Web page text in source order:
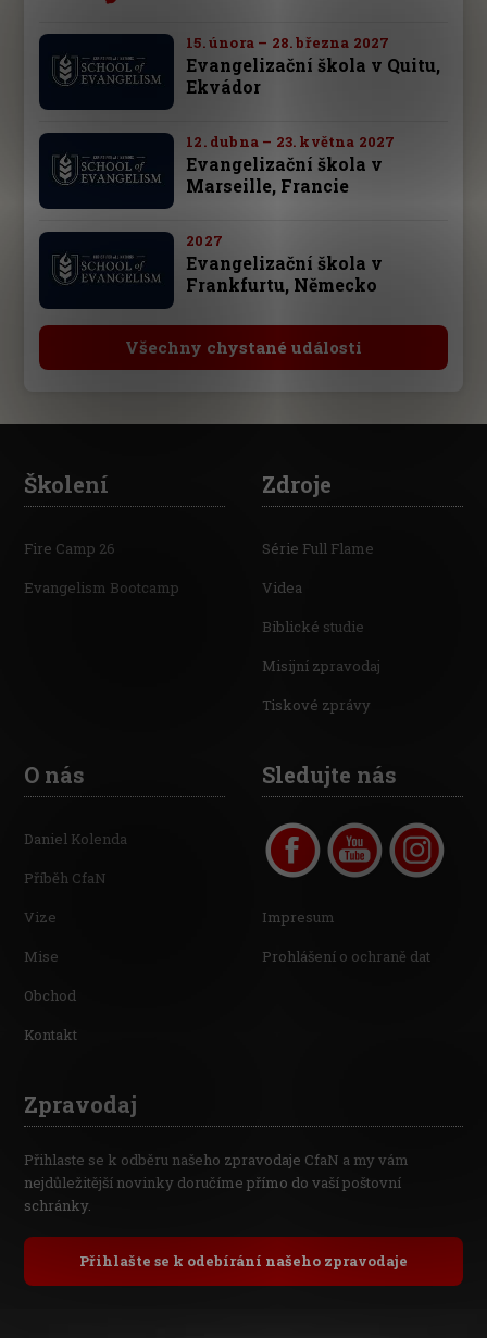
15. února – 28. března 2027
Evangelizační škola v Quitu,
Ekvádor
12. dubna – 23. května 2027
Evangelizační škola v
Marseille, Francie
2027
Evangelizační škola v
Frankfurtu, Německo
Všechny chystané události
Školení
Fire Camp 26
Evangelism Bootcamp
Zdroje
Série Full Flame
Videa
Biblické studie
Misijní zpravodaj
Tiskové zprávy
O nás
Daniel Kolenda
Příběh CfaN
Vize
Mise
Obchod
Kontakt
Sledujte nás
Impresum
Prohlášení o ochraně dat
Zpravodaj
Přihlaste se k odběru našeho zpravodaje CfaN a my vám
nejdůležitější novinky doručíme přímo do vaší poštovní
schránky.
Přihlašte se k odebírání našeho zpravodaje